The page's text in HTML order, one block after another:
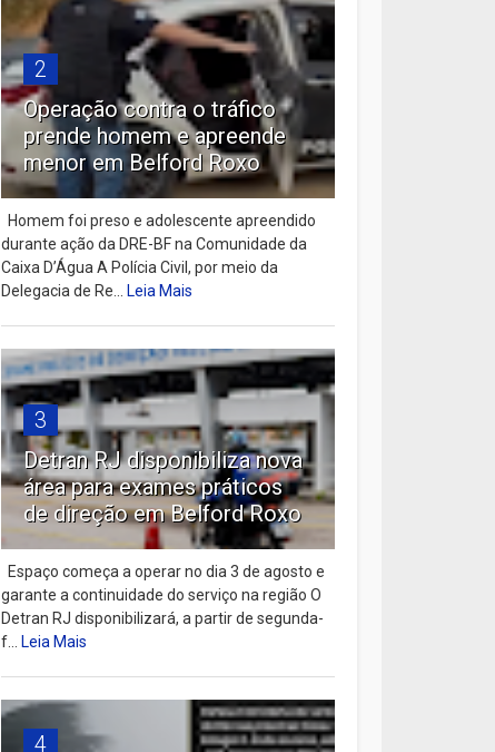
2
Operação contra o tráfico
prende homem e apreende
menor em Belford Roxo
Homem foi preso e adolescente apreendido
durante ação da DRE-BF na Comunidade da
Caixa D’Água A Polícia Civil, por meio da
Delegacia de Re...Leia Mais
3
Detran RJ disponibiliza nova
área para exames práticos
de direção em Belford Roxo
Espaço começa a operar no dia 3 de agosto e
garante a continuidade do serviço na região O
Detran RJ disponibilizará, a partir de segunda-
f...Leia Mais
4